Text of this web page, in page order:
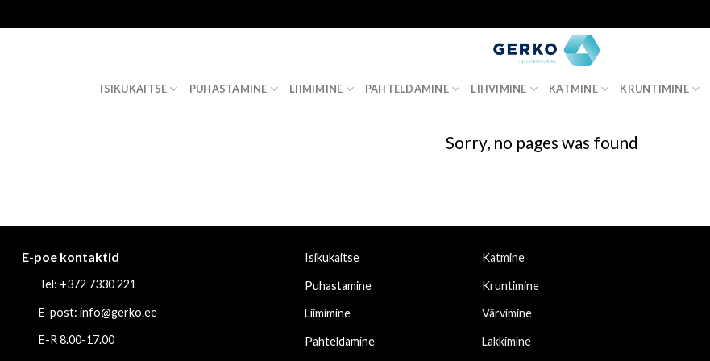
to
ISIKUKAITSE PUHASTAMINE LIIMIMINE PAHTELDAMINE LIHVIMINE KATMINE KRUNTIMINE
Sorry, no pages was found
E-poe kontaktid
Tel: +372 7330 221
E-post: info@gerko.ee
E-R 8.00-17.00
Isikukaitse
Puhastamine
Liimimine
Pahteldamine
Katmine
Kruntimine
Värvimine
Lakkimine